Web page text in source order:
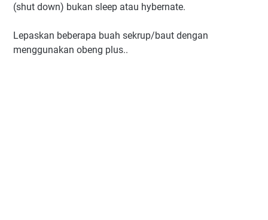
(shut down) bukan sleep atau hybernate.
Lepaskan beberapa buah sekrup/baut dengan
menggunakan obeng plus..